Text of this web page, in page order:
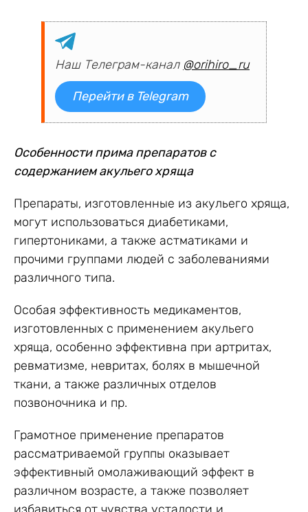
Наш Телеграм-канал @orihiro_ru
Перейти в Telegram
Особенности прима препаратов с
содержанием акульего хряща
Препараты, изготовленные из акульего хряща,
могут использоваться диабетиками,
гипертониками, а также астматиками и
прочими группами людей с заболеваниями
различного типа.
Особая эффективность медикаментов,
изготовленных с применением акульего
хряща, особенно эффективна при артритах,
ревматизме, невритах, болях в мышечной
ткани, а также различных отделов
позвоночника и пр.
Грамотное применение препаратов
рассматриваемой группы оказывает
эффективный омолаживающий эффект в
различном возрасте, а также позволяет